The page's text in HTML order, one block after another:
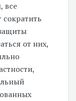
все
сократить
от них,